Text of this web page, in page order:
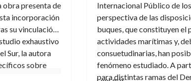
obra presenta de
incorporación
su vinculación
exhaustivo
Sur, la autora
sobre
Internacional Público de
perspectiva de las
buques, que constituyen el
actividades marítimas y,
consuetudinarias, han
fenómeno estudiado. A
para distintas ramas del